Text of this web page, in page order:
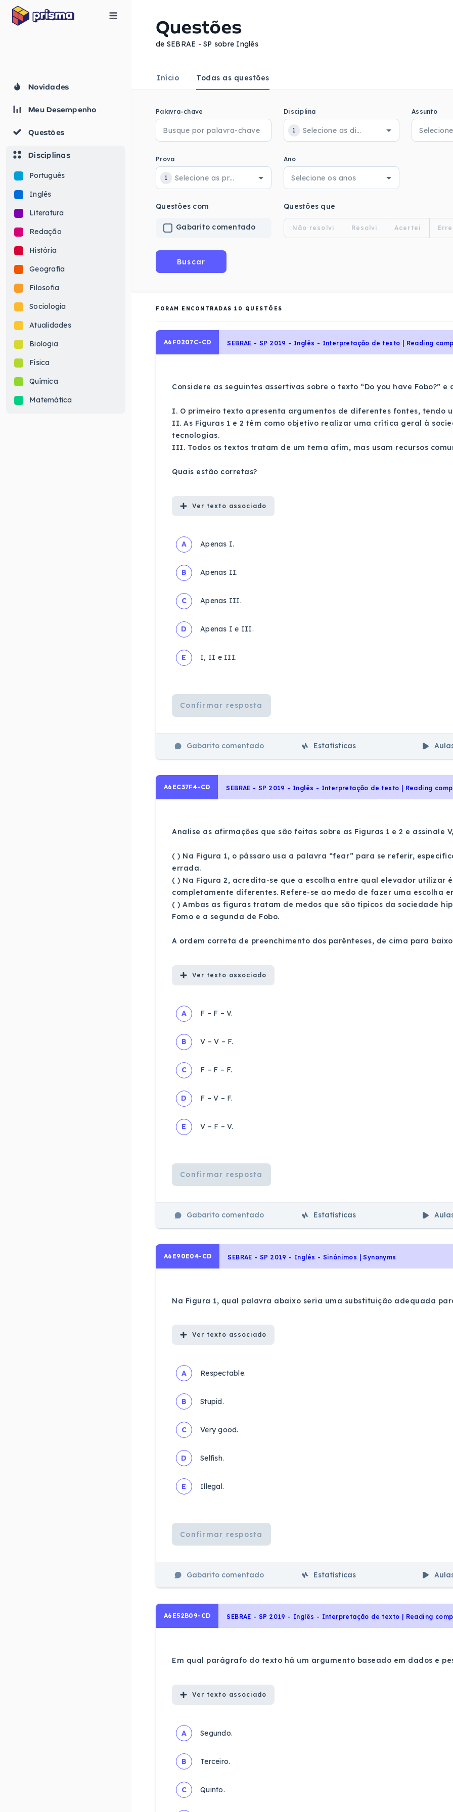
Novidades
Meu Desempenho
Questões
Disciplinas
Português
Inglês
Literatura
Redação
História
Geografia
Filosofia
Sociologia
Atualidades
Biologia
Física
Química
Matemática
Questões
de SEBRAE - SP sobre Inglês
Início Todas as questões
Palavra-chave Disciplina
1
Assunto
Prova
1
Ano
Questões com
Gabarito comentado
Questões que
Não resolvi Resolvi Acertei
Buscar
FORAM ENCONTRADAS 10 QUESTÕES
A6F0207C-CD SEBRAE - SP 2019 - Inglês - Interpretação de texto | Reading
Considere as seguintes assertivas sobre o texto “Do you have Fobo?” e
I. O primeiro texto apresenta argumentos de diferentes fontes, tendo
II. As Figuras 1 e 2 têm como objetivo realizar uma crítica geral à
tecnologias.
III. Todos os textos tratam de um tema afim, mas usam recursos
Quais estão corretas?
Ver texto associado
A Apenas I.
B Apenas II.
C Apenas III.
D Apenas I e III.
E I, II e III.
Confirmar resposta
Gabarito comentado Estatísticas
A6EC37F4-CD SEBRAE - SP 2019 - Inglês - Interpretação de texto | Reading
Analise as afirmações que são feitas sobre as Figuras 1 e 2 e assinale
( ) Na Figura 1, o pássaro usa a palavra “fear” para se referir,
errada.
( ) Na Figura 2, acredita-se que a escolha entre qual elevador utilizar
completamente diferentes. Refere-se ao medo de fazer uma escolha
( ) Ambas as figuras tratam de medos que são típicos da sociedade
Fomo e a segunda de Fobo.
A ordem correta de preenchimento dos parênteses, de cima para
Ver texto associado
A F – F – V.
B V – V – F.
C F – F – F.
D F – V – F.
E V – F – V.
Confirmar resposta
Gabarito comentado Estatísticas
A6E90E04-CD SEBRAE - SP 2019 - Inglês - Sinônimos | Synonyms
Na Figura 1, qual palavra abaixo seria uma substituição adequada
Ver texto associado
A Respectable.
B Stupid.
C Very good.
D Selfish.
E Illegal.
Confirmar resposta
Gabarito comentado Estatísticas
A6E52B09-CD SEBRAE - SP 2019 - Inglês - Interpretação de texto | Reading
Em qual parágrafo do texto há um argumento baseado em dados e
Ver texto associado
A Segundo.
B Terceiro.
C Quinto.